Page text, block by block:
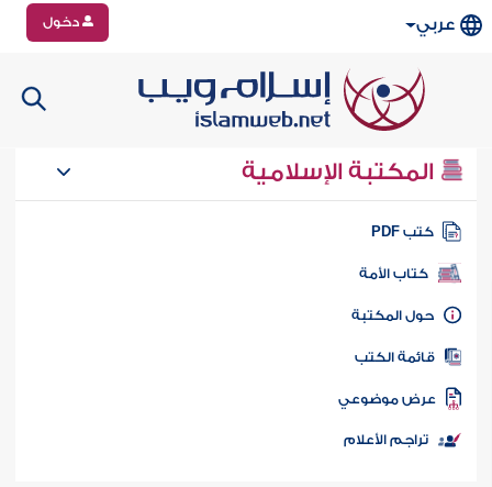
عربي دخول
المكتبة الإسلامية
كتب PDF
كتاب الأمة
المكتبة
الكتب
موضوعي